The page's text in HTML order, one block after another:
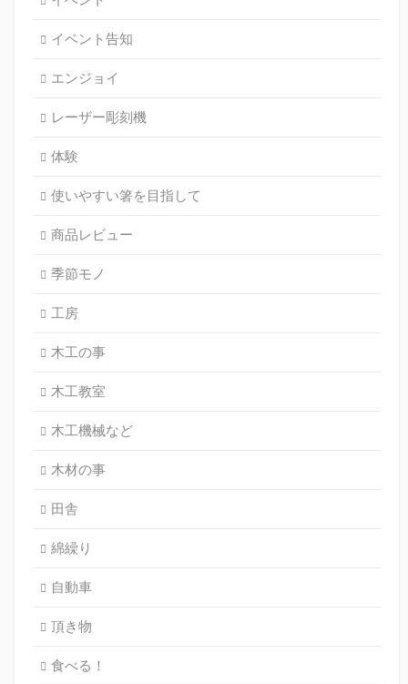
イベント告知
エンジョイ
レーザー彫刻機
体験
使いやすい箸を目指して
商品レビュー
季節モノ
工房
木工の事
木工教室
木工機械など
木材の事
田舎
綿繰り
自動車
頂き物
食べる！